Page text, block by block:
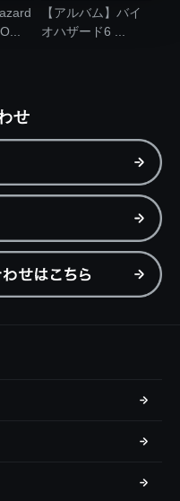
【アルバム】バイ
オハザード6 ...
せ